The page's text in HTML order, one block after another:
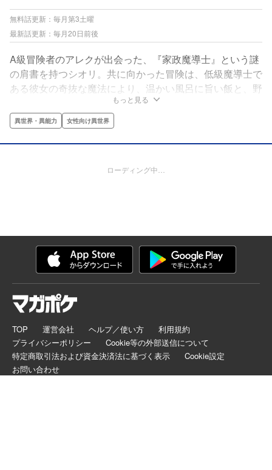
無料話更新：毎月第3土曜
最新話更新：毎月20日前後
A級冒険者のアレクが出会った、『家政魔導士』という謎
の肩書を持つシオリ。共に向かった冒険は、低級魔導士で
ある彼女の奇抜な魔法により、温かい風呂に旨い飯と、野
営にあるまじき快適過ぎる環境に。すっかりシオリを気に
入ったアレクだったが、彼女にはある秘密があって――。
一迅社アイリスNEOの大人気作を公式コミカライズ！訳
あり冒険者と女魔導士（＆彼女を救った相棒のスライム）
もっと見る
異世界・異能力 女性向け異世界
ローディング中…
TOP 運営会社 ヘルプ／使い方
利用規約
プライバシーポリシー
Cookie等の外部送信について
特定商取引法および資金決済法に基づく表示
Cookie設定
お問い合わせ